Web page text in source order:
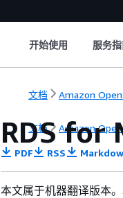
开始使用 服务
文档 Amazon
文档 Amazon
RDS for
PDF RSS
本文属于机器翻译版本